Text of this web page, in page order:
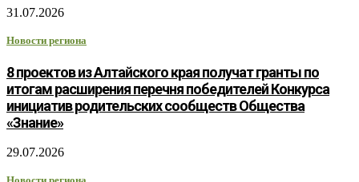
31.07.2026
Новости региона
8 проектов из Алтайского края получат гранты по
итогам расширения перечня победителей Конкурса
инициатив родительских сообществ Общества
«Знание»
29.07.2026
Новости региона